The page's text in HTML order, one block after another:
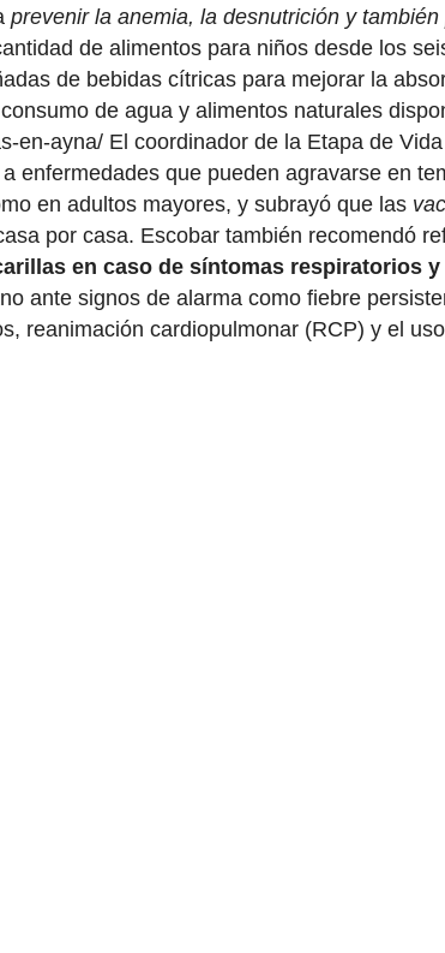
prevenir la anemia, la desnutrición y
de alimentos para niños desde los
de bebidas cítricas para mejorar la
de agua y alimentos naturales
en-ayna/ El coordinador de la Etapa de
enfermedades que pueden agravarse en
en adultos mayores, y subrayó que las
por casa. Escobar también recomendó
en caso de síntomas respiratorios
ante signos de alarma como fiebre
reanimación cardiopulmonar (RCP) y el